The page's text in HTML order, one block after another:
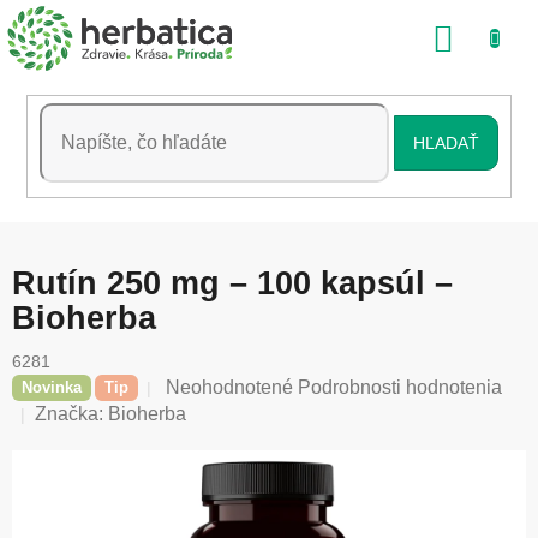
Prejsť
na
obsah
HĽADAŤ
Rutín 250 mg – 100 kapsúl –
Bioherba
6281
Novinka Tip
Priemerné
hodnotenie
Neohodnotené Podrobnosti hodnotenia
Značka: Bioherba